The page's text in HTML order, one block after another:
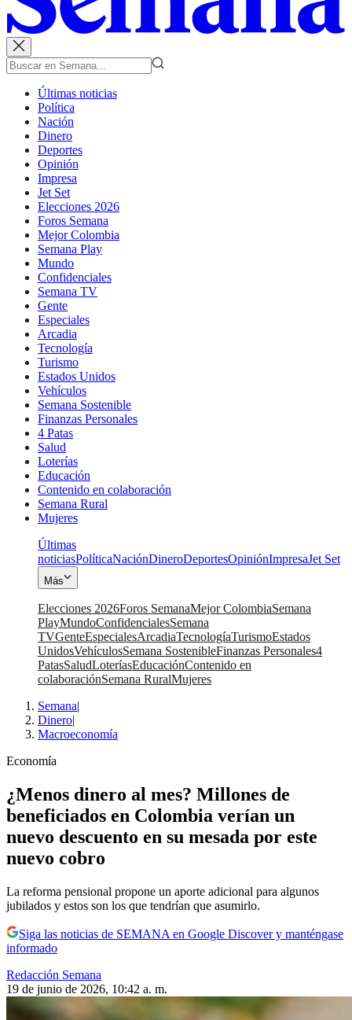
Últimas noticias
Política
Nación
Dinero
Deportes
Opinión
Impresa
Jet Set
Elecciones 2026
Foros Semana
Mejor Colombia
Semana Play
Mundo
Confidenciales
Semana TV
Gente
Especiales
Arcadia
Tecnología
Turismo
Estados Unidos
Vehículos
Semana Sostenible
Finanzas Personales
4 Patas
Salud
Loterías
Educación
Contenido en colaboración
Semana Rural
Mujeres
Últimas
noticiasPolíticaNaciónDineroDeportesOpiniónImpresaJet Set
Más
Elecciones 2026Foros SemanaMejor ColombiaSemana
PlayMundoConfidencialesSemana
TVGenteEspecialesArcadiaTecnologíaTurismoEstados
UnidosVehículosSemana SostenibleFinanzas Personales4
PatasSaludLoteríasEducaciónContenido en
colaboraciónSemana RuralMujeres
Semana|
Dinero|
Macroeconomía
Economía
¿Menos dinero al mes? Millones de
beneficiados en Colombia verían un
nuevo descuento en su mesada por este
nuevo cobro
La reforma pensional propone un aporte adicional para algunos
jubilados y estos son los que tendrían que asumirlo.
Siga las noticias de SEMANA en Google Discover y manténgase
informado
Redacción Semana
19 de junio de 2026, 10:42 a. m.